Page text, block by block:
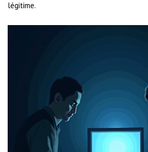
légitime.